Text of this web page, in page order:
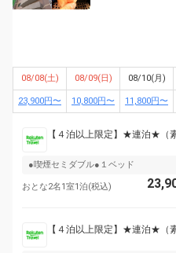
08/08(土) 08/09(日) 08/10(月)
23,900円〜 10,800円〜 11,800円〜
【４泊以上限定】★連泊★（
●喫煙セミダブル●１ベッド
おとな2名1室1泊(税込)
【４泊以上限定】★連泊★（